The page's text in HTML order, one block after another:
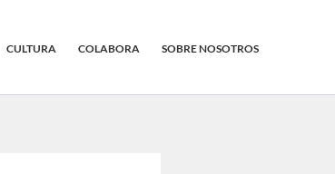
CULTURA COLABORA SOBRE NOSOTROS